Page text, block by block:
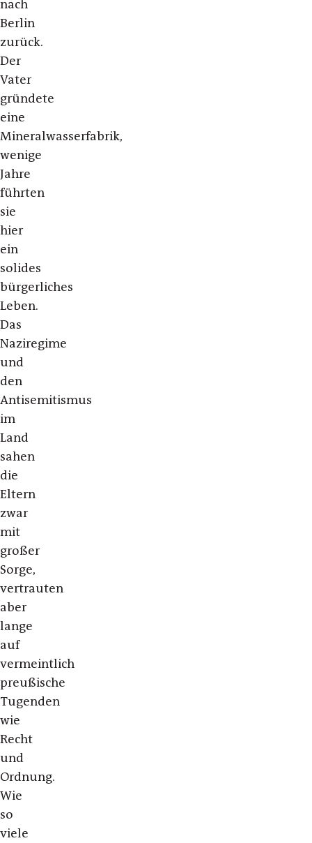
nach
Berlin
zurück.
Der
Vater
gründete
eine
Mineralwasserfabrik,
wenige
Jahre
führten
sie
hier
ein
solides
bürgerliches
Leben.
Das
Naziregime
und
den
Antisemitismus
im
Land
sahen
die
Eltern
zwar
mit
großer
Sorge,
vertrauten
aber
lange
auf
vermeintlich
preußische
Tugenden
wie
Recht
und
Ordnung.
Wie
so
viele